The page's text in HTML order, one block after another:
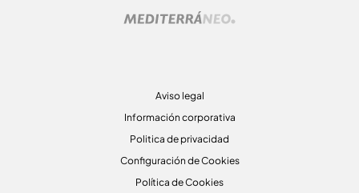
Aviso legal
Información corporativa
Politica de privacidad
Configuración de Cookies
Política de Cookies